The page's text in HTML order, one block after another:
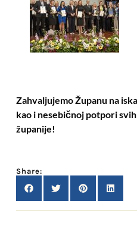
Zahvaljujemo Županu na
kao i nesebičnoj potpori
županije!
Share: